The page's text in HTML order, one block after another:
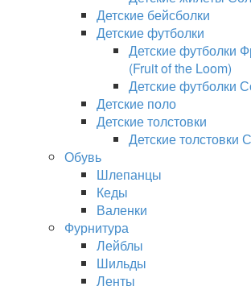
Детские бейсболки
Детские футболки
Детские футболки
(Fruit of the Loom)
Детские футболки
Детские поло
Детские толстовки
Детские толстовки
Обувь
Шлепанцы
Кеды
Валенки
Фурнитура
Лейблы
Шильды
Ленты